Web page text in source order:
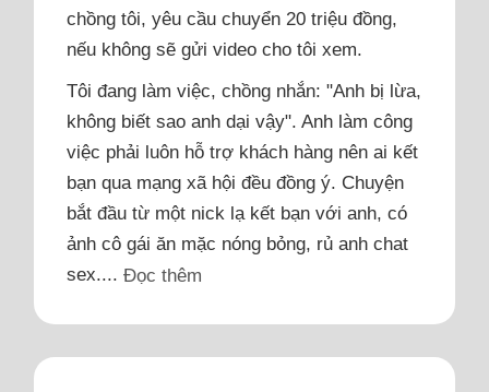
chồng tôi, yêu cầu chuyển 20 triệu đồng,
nếu không sẽ gửi video cho tôi xem.
Tôi đang làm việc, chồng nhắn: "Anh bị lừa,
không biết sao anh dại vậy". Anh làm công
việc phải luôn hỗ trợ khách hàng nên ai kết
bạn qua mạng xã hội đều đồng ý. Chuyện
bắt đầu từ một nick lạ kết bạn với anh, có
ảnh cô gái ăn mặc nóng bỏng, rủ anh chat
sex....Đọc thêm